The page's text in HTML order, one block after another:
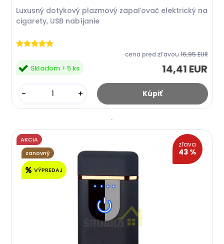
Luxusný dotykový plazmový zapaľovač elektrický na
cigarety, USB nabíjanie
cena pred zľavou 16,95 EUR
14,41 EUR
Skladom > 5 ks
- +
AKCIA
zľava
43 %
zanovný
VÝPREDAJ